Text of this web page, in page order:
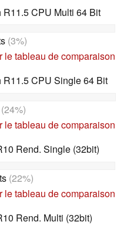
R11.5 CPU Multi 64 Bit
(3%)
le tableau de comparaison
R11.5 CPU Single 64 Bit
(24%)
le tableau de comparaison
Rend. Single (32bit)
(22%)
le tableau de comparaison
Rend. Multi (32bit)